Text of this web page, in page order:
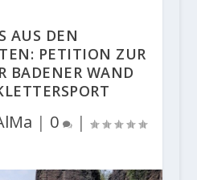
AUS DEN
PETITION ZUR
BADENER WAND
| 0 |